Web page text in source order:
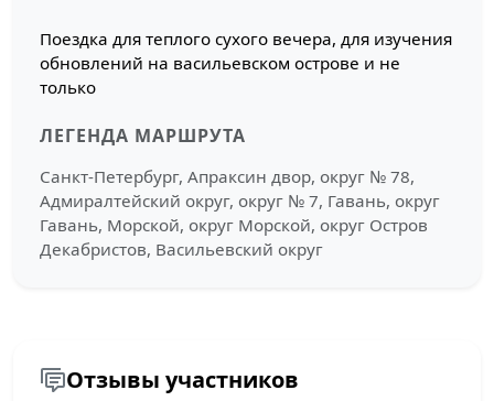
Поездка для теплого сухого вечера, для изучения
обновлений на васильевском острове и не
только
ЛЕГЕНДА МАРШРУТА
Санкт-Петербург, Апраксин двор, округ № 78,
Адмиралтейский округ, округ № 7, Гавань, округ
Гавань, Морской, округ Морской, округ Остров
Декабристов, Васильевский округ
Отзывы участников